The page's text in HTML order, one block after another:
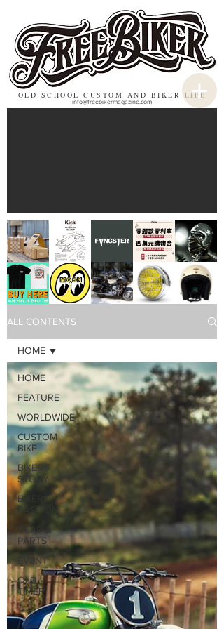
OLD SCHOOL CUSTOM AND BIKER LIFE
info@freebikermagazine.com
ALL CONTENTS
HOME
FEATURE
WORLDWIDE
CUSTOM
BIKE
BIKERS'
STORY
BIKERS'
PARTS
EVENT
OLD
TIMER
HOME